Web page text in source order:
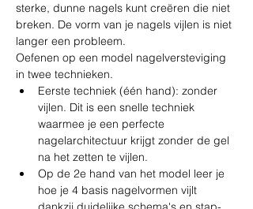
sterke, dunne nagels kunt creëren die niet
breken. De vorm van je nagels vijlen is niet
langer een probleem.
Oefenen op een model nagelversteviging
in twee technieken.
Eerste techniek (één hand): zonder
vijlen. Dit is een snelle techniek
waarmee je een perfecte
nagelarchitectuur krijgt zonder de gel
na het zetten te vijlen.
Op de 2e hand van het model leer je
hoe je 4 basis nagelvormen vijlt